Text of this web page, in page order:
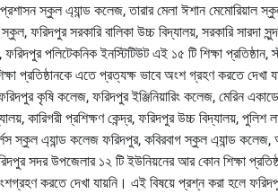
স্কুল এ্যান্ড কলেজ, তারার মেলা ঈশান মেমোরিয়াল
ফরিদপুর সরকারি বালিকা উচ্চ বিদ্যালয়, সরকারি
ফরিদপুর পলিটেকনিক ইনস্টিটিউট এই ১৫ টি শিক্ষা
এতে প্রত্যক্ষ ভাবে অংশ গ্রহণ করতে দেখা
কৃষি কলেজ, ফরিদপুর ইঞ্জিনিয়ারিং কলেজ, মেরিন
কারিগরী প্রশিক্ষণ কেন্দ্র, ফরিদপুর উচ্চ বিদ্যালয়,
স্কুল এ্যান্ড কলেজ ফরিদপুর, কবিরবাগ স্কুল এ্যান্ড
সদর উপজেলার ১২ টি ইউনিয়নের আর কোন শিক্ষা
করতে দেখা যায়নি। এই বিষয়ে প্রশ্ন করা হলে